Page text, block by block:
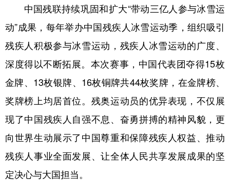
中国残联持续巩固和扩大“带动三亿人参与冰雪运
动”成果，每年举办中国残疾人冰雪运动季，组织吸引
残疾人积极参与冰雪运动，残疾人冰雪运动的广度、
深度得以不断拓展。本次赛事，中国代表团夺得15枚
金牌、13枚银牌、16枚铜牌共44枚奖牌，在金牌榜、
奖牌榜上均居首位。残奥运动员的优异表现，不仅展
现了中国残疾人自强不息、奋勇拼搏的精神风貌，更
向世界生动展示了中国尊重和保障残疾人权益、推动
残疾人事业全面发展、让全体人民共享发展成果的坚
定决心与大国担当。